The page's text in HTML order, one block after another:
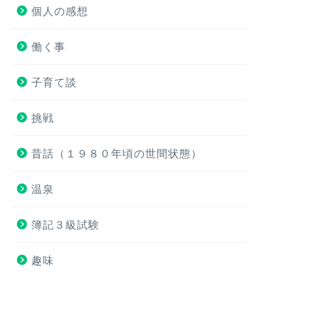
個人の感想
働く事
子育て談
挑戦
昔話（１９８０年頃の世間状態）
温泉
簿記３級試験
趣味